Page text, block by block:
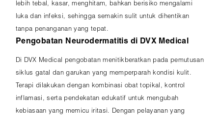
lebih tebal, kasar, menghitam, bahkan berisiko mengalami
luka dan infeksi, sehingga semakin sulit untuk dihentikan
tanpa penanganan yang tepat.
Pengobatan Neurodermatitis di DVX Medical
Di DVX Medical pengobatan menitikberatkan pada pemutusan
siklus gatal dan garukan yang memperparah kondisi kulit.
Terapi dilakukan dengan kombinasi obat topikal, kontrol
inflamasi, serta pendekatan edukatif untuk mengubah
kebiasaan yang memicu iritasi. Dengan pelayanan yang